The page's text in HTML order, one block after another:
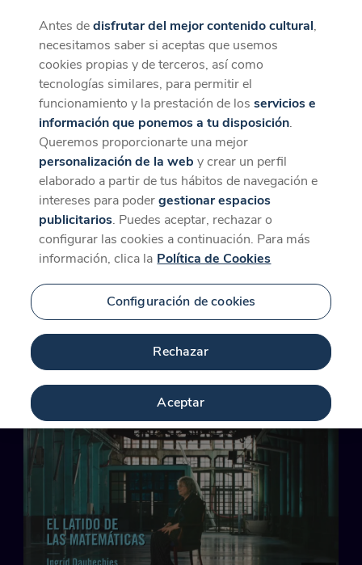
CaixaForum+
La mejor experiencia desde la App
Descargar
Contenido relacionado
para ''Partidario de
vivir'. Encuentro con
Joan Manuel Serrat'
Antes dedisfrutar del mejor contenido cultural,
necesitamos saber si aceptas que usemos
cookies propias y de terceros, así como
tecnologías similares, para permitir el
funcionamiento y la prestación de losservicios e
información que ponemos a tu disposición.
Queremos proporcionarte una mejor
personalización de la web y crear un perfil
elaborado a partir de tus hábitos de navegación e
intereses para podergestionar espacios
publicitarios. Puedes aceptar, rechazar o
configurar las cookies a continuación. Para más
información, clica la Política de Cookies
Configuración de cookies
Rechazar
Aceptar